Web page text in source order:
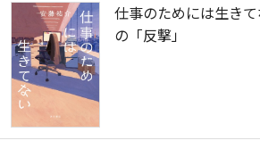
仕事のためには生き
の「反撃」